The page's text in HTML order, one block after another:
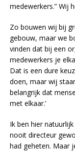
medewerkers.” Wij
Zo bouwen wij bij
gebouw, maar we
vinden dat bij een
medewerkers je
Dat is een dure
doen, maar wij
belangrijk dat
met elkaar.’
Ik ben hier
nooit directeur
had geheten. Maar